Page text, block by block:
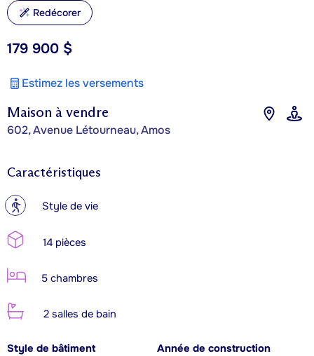
Maison à vendre
602, Avenue Létourneau, Amos
179 900 $
Estimez les versements
Redécorer
Caractéristiques
? Style de vie
14 pièces
5 chambres
2 salles de bain
Style de bâtiment
Année de construction